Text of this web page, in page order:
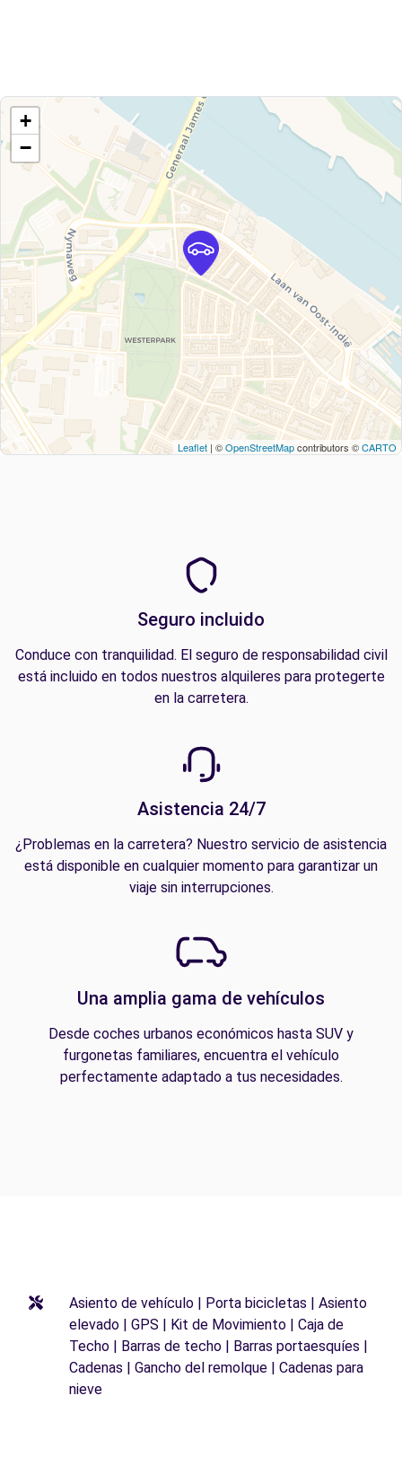
+
−
Leaflet | ©OpenStreetMapcontributors ©CARTO
Seguro incluido
Conduce con tranquilidad. El seguro de responsabilidad civil
está incluido en todos nuestros alquileres para protegerte
en la carretera.
Asistencia 24/7
¿Problemas en la carretera? Nuestro servicio de asistencia
está disponible en cualquier momento para garantizar un
viaje sin interrupciones.
Una amplia gama de vehículos
Desde coches urbanos económicos hasta SUV y
furgonetas familiares, encuentra el vehículo
perfectamente adaptado a tus necesidades.
Asiento de vehículo | Porta bicicletas | Asiento
elevado | GPS | Kit de Movimiento | Caja de
Techo | Barras de techo | Barras portaesquíes |
Cadenas | Gancho del remolque | Cadenas para
nieve